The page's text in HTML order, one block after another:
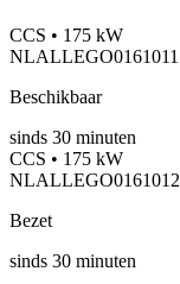
CCS • 175 kW
NLALLEGO0161011
Beschikbaar
sinds 30 minuten
CCS • 175 kW
NLALLEGO0161012
Bezet
sinds 30 minuten